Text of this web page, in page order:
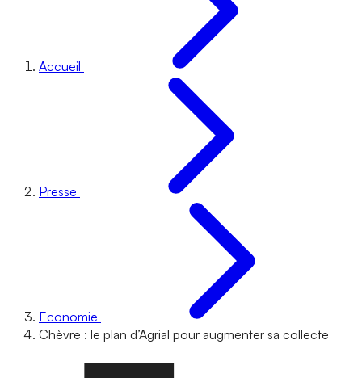
Accueil
Presse
Economie
Chèvre : le plan d’Agrial pour augmenter sa collecte